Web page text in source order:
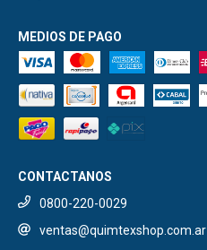
MEDIOS DE PAGO
CONTACTANOS
0800-220-0029
ventas@quimtexshop.com.ar